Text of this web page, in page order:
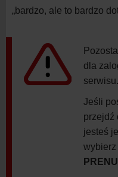
„bardzo, ale to bardzo
dla
serwisu.
Jeśli
przejdź
jesteś